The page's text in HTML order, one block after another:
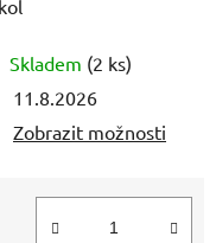
Skladem (2 ks)
11.8.2026
Zobrazit možnosti